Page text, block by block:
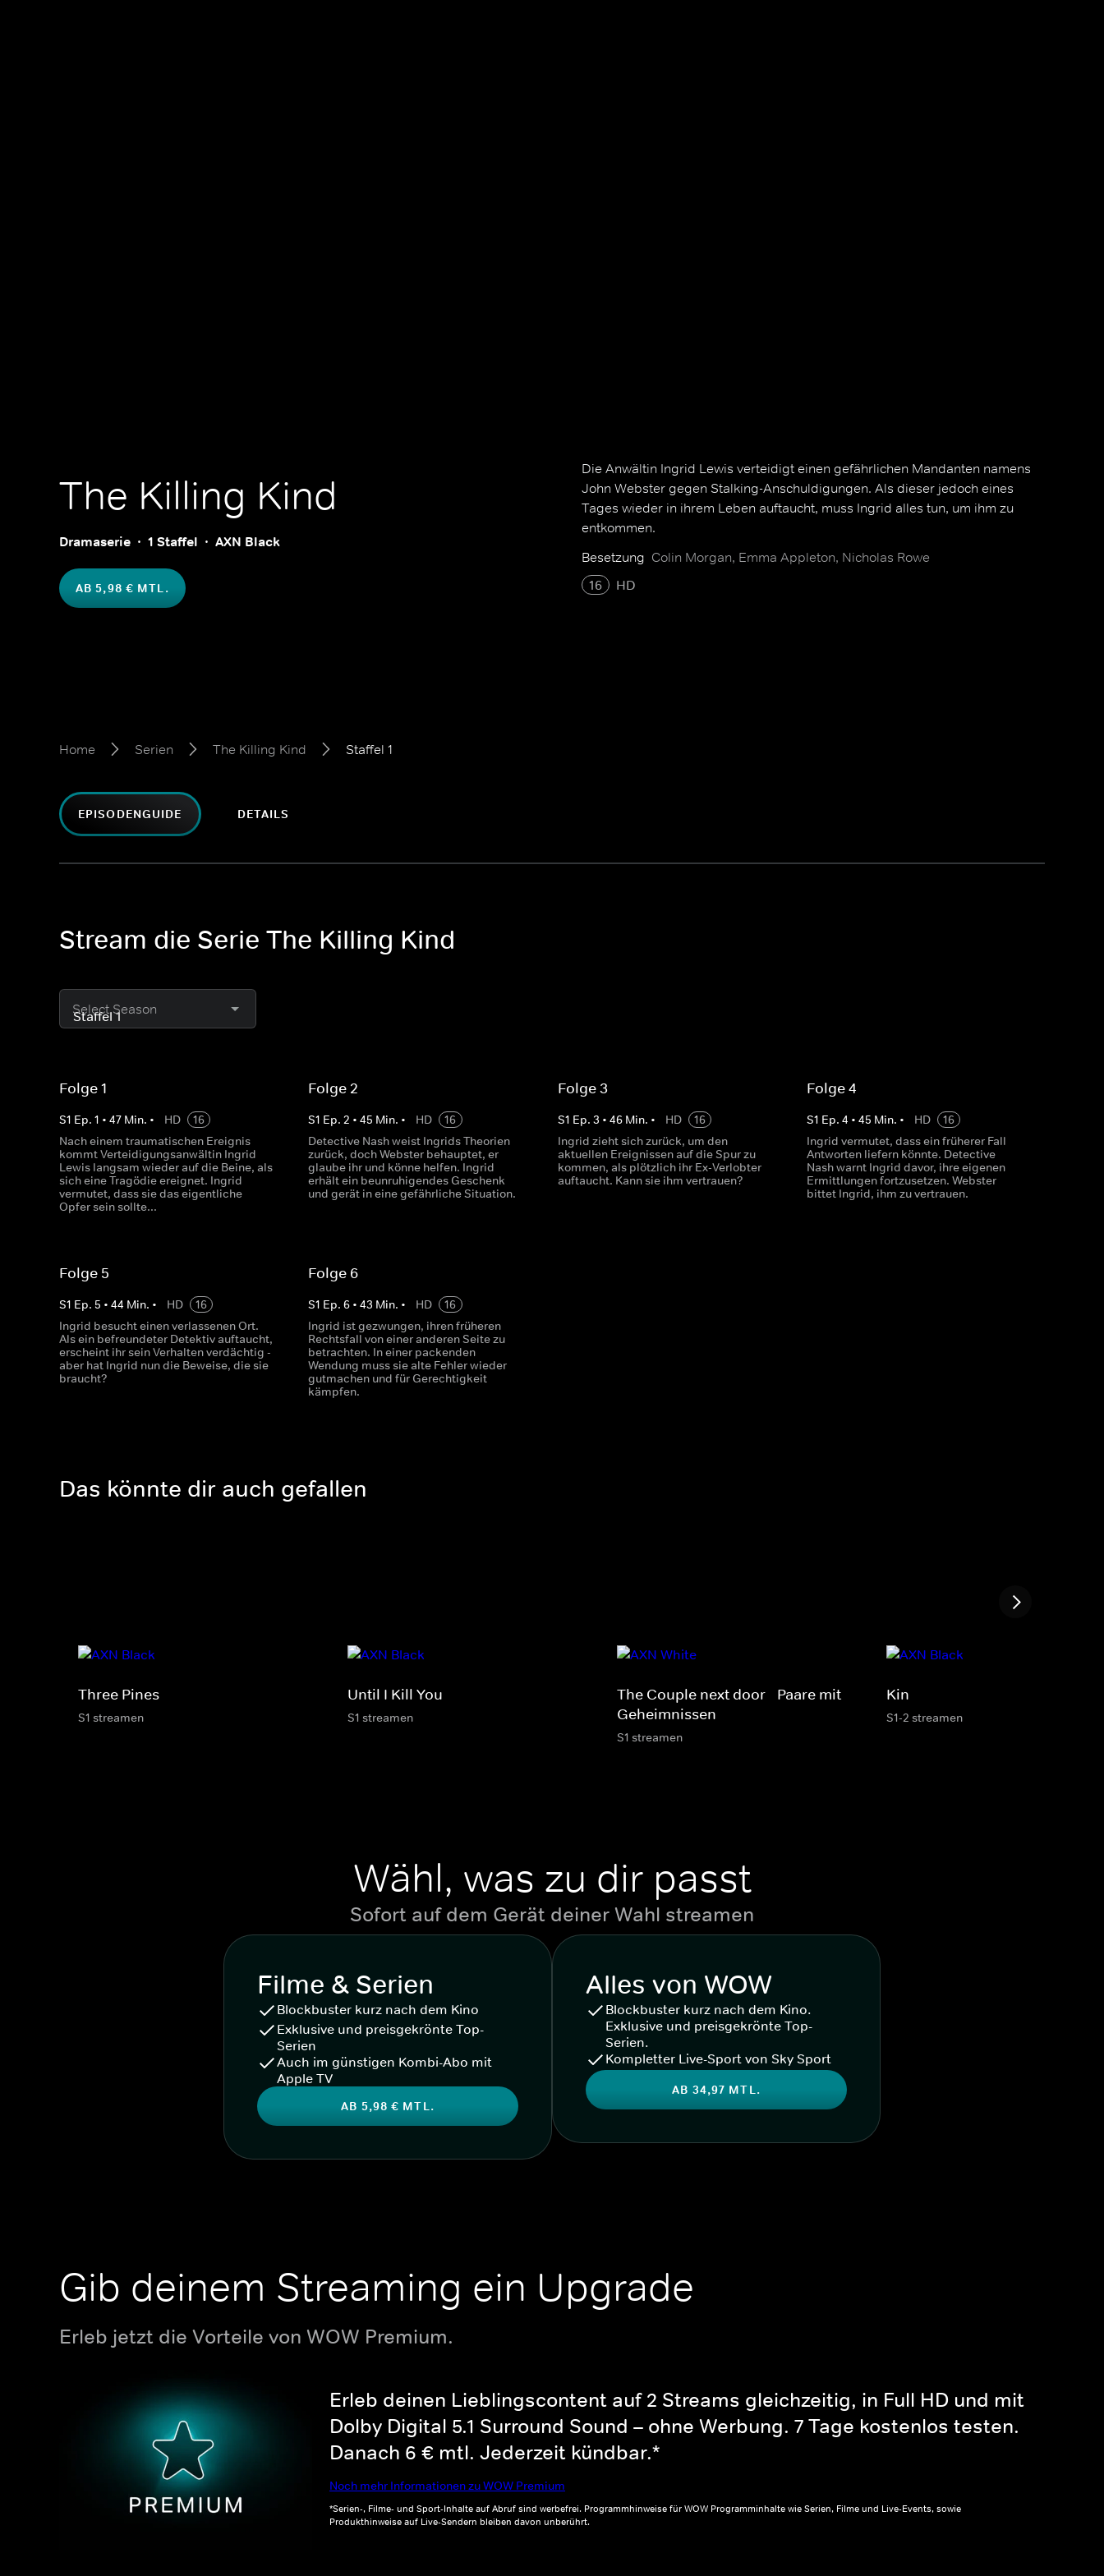
The Killing Kind
Dramaserie 1 Staffel AXN Black
AB 5,98 € MTL.
Die Anwältin Ingrid Lewis verteidigt einen gefährlichen Mandanten namens
John Webster gegen Stalking-Anschuldigungen. Als dieser jedoch eines
Tages wieder in ihrem Leben auftaucht, muss Ingrid alles tun, um ihm zu
entkommen.
Besetzung Colin Morgan, Emma Appleton, Nicholas Rowe
16
HD
Home Serien The Killing Kind Staffel 1
EPISODENGUIDE DETAILS
Stream die Serie The Killing Kind
Select Season
Folge 1
S1 Ep. 1 • 47 Min. • HD
16
Nach einem traumatischen Ereignis
kommt Verteidigungsanwältin Ingrid
Lewis langsam wieder auf die Beine, als
sich eine Tragödie ereignet. Ingrid
vermutet, dass sie das eigentliche
Opfer sein sollte...
Folge 2
S1 Ep.2 •45 Min. • HD
16
Detective Nash weist Ingrids Theorien
zurück, doch Webster behauptet, er
glaube ihr und könne helfen. Ingrid
erhält ein beunruhigendes Geschenk
und gerät in eine gefährliche Situation.
Folge 3
S1 Ep. 3 • 46Min. • HD
16
Ingrid zieht sich zurück, um den
aktuellen Ereignissen auf die Spur zu
kommen, als plötzlich ihr Ex-Verlobter
auftaucht. Kann sie ihm vertrauen?
Folge 4
S1 Ep. 4 • 45 Min. • HD
16
Ingrid vermutet, dass ein früherer Fall
Antworten liefern könnte. Detective
Nash warnt Ingrid davor, ihre eigenen
Ermittlungen fortzusetzen. Webster
bittet Ingrid, ihm zu vertrauen.
Folge 5
S1 Ep. 5 • 44 Min. • HD
16
Ingrid besucht einen verlassenen Ort.
Als ein befreundeter Detektiv auftaucht,
erscheint ihr sein Verhalten verdächtig -
aber hat Ingrid nun die Beweise, die sie
braucht?
Folge 6
S1 Ep.6 •43 Min. • HD
16
Ingrid ist gezwungen, ihren früheren
Rechtsfall von einer anderen Seite zu
betrachten. In einer packenden
Wendung muss sie alte Fehler wieder
gutmachen und für Gerechtigkeit
kämpfen.
Das könnte dir auch gefallen
Three Pines
S1 streamen
Until I Kill You
S1 streamen
The Couple next door - Paare mit
Geheimnissen
S1 streamen
Kin
S1-2 streamen
Wähl, was zu dir passt
Sofort auf dem Gerät deiner Wahl streamen
Filme & Serien
Blockbuster kurz nach dem Kino
Exklusive und preisgekrönte Top-
Serien
Auch im günstigen Kombi-Abo mit
Apple TV
AB 5,98 € MTL.
Alles von WOW
Blockbuster kurz nach dem Kino.
Exklusive und preisgekrönte Top-
Serien.
Kompletter Live-Sport von Sky Sport
AB 34,97 MTL.
Gib deinem Streaming ein Upgrade
Erleb jetzt die Vorteile von WOW Premium.
Erleb deinen Lieblingscontent auf 2 Streams gleichzeitig, in Full HD und mit
Dolby Digital 5.1 Surround Sound – ohne Werbung. 7 Tage kostenlos testen.
Danach 6 € mtl. Jederzeit kündbar.*
Noch mehr Informationen zu WOW Premium
*Serien-, Filme- und Sport-Inhalte auf Abruf sind werbefrei. Programmhinweise für WOW Programminhalte wie Serien, Filme und Live-Events, sowie
Produkthinweise auf Live-Sendern bleiben davon unberührt.